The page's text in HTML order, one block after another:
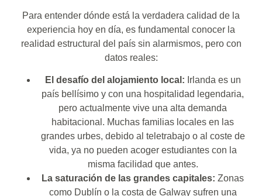
Para entender dónde está la verdadera calidad de la
experiencia hoy en día, es fundamental conocer la
realidad estructural del país sin alarmismos, pero con
datos reales:
El desafío del alojamiento local: Irlanda es un
país bellísimo y con una hospitalidad legendaria,
pero actualmente vive una alta demanda
habitacional. Muchas familias locales en las
grandes urbes, debido al teletrabajo o al coste de
vida, ya no pueden acoger estudiantes con la
misma facilidad que antes.
La saturación de las grandes capitales: Zonas
como Dublín o la costa de Galway sufren una